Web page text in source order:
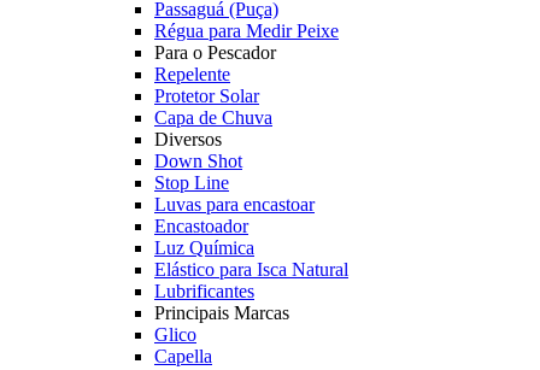
Passaguá (Puça)
Régua para Medir Peixe
Para o Pescador
Repelente
Protetor Solar
Capa de Chuva
Diversos
Down Shot
Stop Line
Luvas para encastoar
Encastoador
Luz Química
Elástico para Isca Natural
Lubrificantes
Principais Marcas
Glico
Capella